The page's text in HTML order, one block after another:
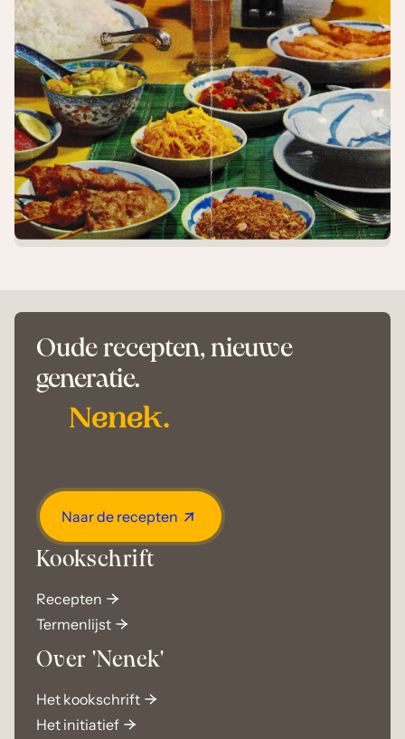
Oude recepten, nieuwe
generatie.
Naar de recepten
Kookschrift
Recepten
Termenlijst
Over 'Nenek'
Het kookschrift
Het initiatief